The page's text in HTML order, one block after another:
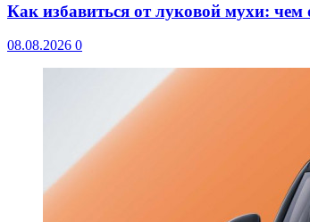
Как избавиться от луковой мухи:
08.08.2026 0